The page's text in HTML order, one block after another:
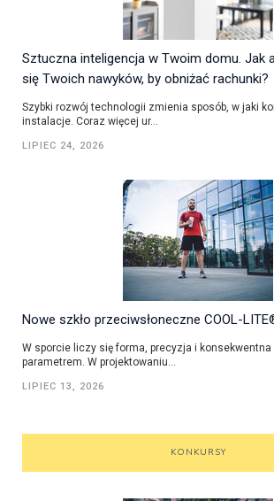
Sztuczna inteligencja w Twoim domu. Jak
się Twoich nawyków, by obniżać rachunki?
Szybki rozwój technologii zmienia sposób, w jaki
instalacje. Coraz więcej ur...
LIPIEC 24, 2026
Nowe szkło przeciwsłoneczne COOL-
W sporcie liczy się forma, precyzja i konsekwentna
parametrem. W projektowaniu...
LIPIEC 13, 2026
KONKURSY